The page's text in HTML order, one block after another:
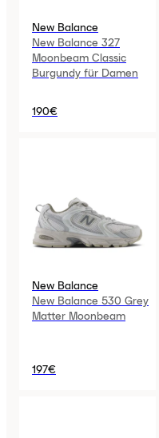
New Balance
New Balance 327
Moonbeam Classic
Burgundy für Damen
190€
New Balance
New Balance 530 Grey
Matter Moonbeam
197€